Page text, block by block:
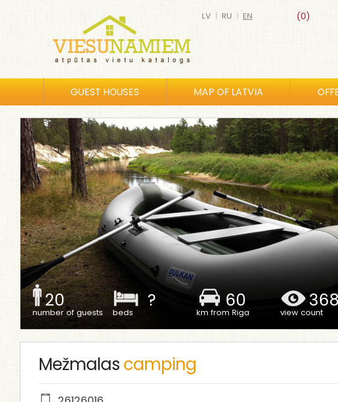
(0)
LV | RU | EN
GUEST HOUSES MAP OF LATVIA
20
number of guests
?
beds
60
km from Riga view count
Mežmalas camping